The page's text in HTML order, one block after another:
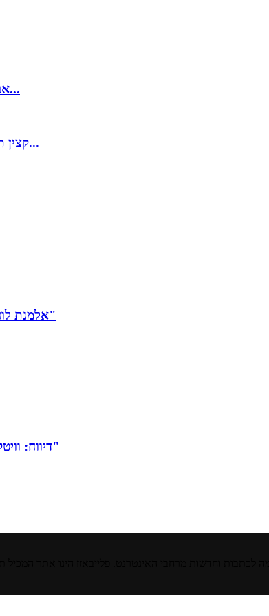
אביו של מתן בן ה-6, שנהרג בהתנגשות חזיתית: "קטסטרופה, זו מציאות...
קצין תועד אוזק ילדה בחברון בשל "עדות שזרקה סכין". צה"ל: "ההתנהלות...
אלמנת לוחם הימ"מ שנפל בקרב בג'נין: "כשאנחנו מאוחדים קורים דברים טובים"
דיווח: וויטקוף וקושנר יצאו למוסקבה; טראמפ: "סיכוי טוב להסכם סיום המלחמה"